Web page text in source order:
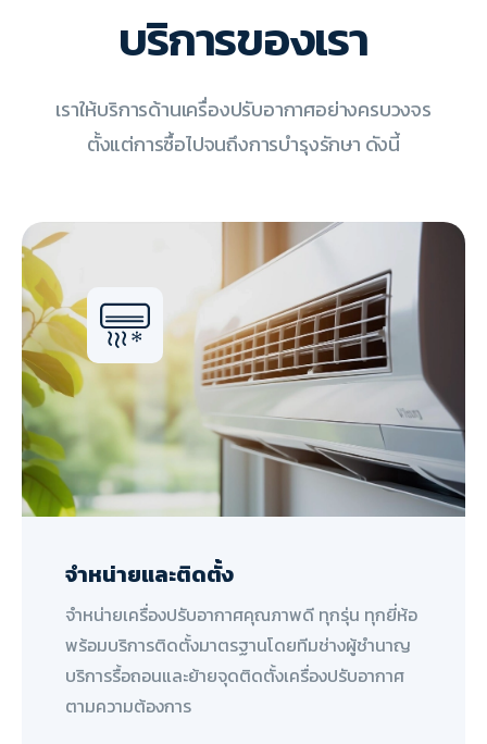
บริการของเรา
เราให้บริการด้านเครื่องปรับอากาศอย่างครบวงจร
ตั้งแต่การซื้อไปจนถึงการบำรุงรักษา ดังนี้
จำหน่ายและติดตั้ง
จำหน่ายเครื่องปรับอากาศคุณภาพดี ทุกรุ่น ทุกยี่ห้อ
พร้อมบริการติดตั้งมาตรฐานโดยทีมช่างผู้ชำนาญ
บริการรื้อถอนและย้ายจุดติดตั้งเครื่องปรับอากาศ
ตามความต้องการ